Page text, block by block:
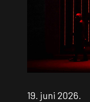
19. juni 2026.